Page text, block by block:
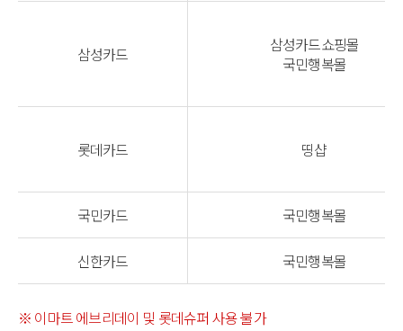
삼성카드
삼성카드쇼핑몰
국민행복몰
롯데카드 띵샵
국민카드 국민행복몰
신한카드 국민행복몰
※ 이마트 에브리데이 및 롯데슈퍼 사용 불가